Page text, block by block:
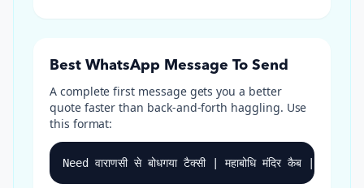
Best WhatsApp Message To Send
A complete first message gets you a better
quote faster than back-and-forth haggling. Use
this format:
Need वाराणसी से बोधगया टैक्सी | महाबोधि मंदिर कैब |